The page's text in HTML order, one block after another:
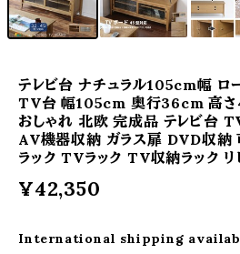
テレビ台 ナチュラル105cm幅 ロ
TV台 幅105cm 奥行36cm 高
おしゃれ 北欧 完成品 テレビ台
AV機器収納 ガラス扉 DVD収納
ラック TVラック TV収納ラック
¥42,350
International shipping